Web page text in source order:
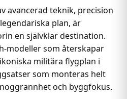
avancerad teknik, precision
plan, är
en självklar destination.
modeller som återskapar
militära flygplan i
som monteras helt
och byggfokus.